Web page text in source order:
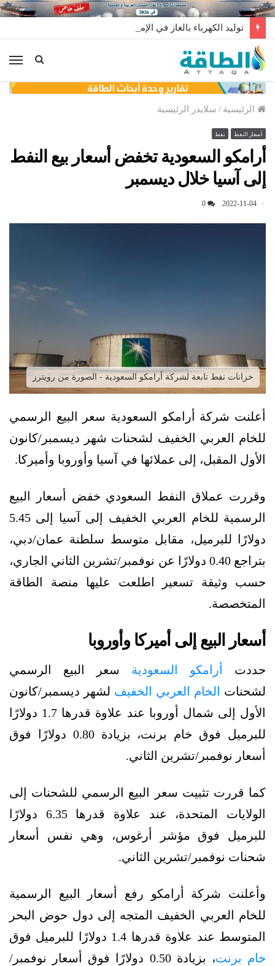
توليد الكهرباء بالغاز في الإمارات يرتفع للعام الثاني
الرئيسية / سلايدر الرئيسية
أسعار النفط نفط
أرامكو السعودية تخفض أسعار بيع النفط
إلى آسيا خلال ديسمبر
2022-11-04
0
خزانات نفط تابعة لشركة أرامكو السعودية - الصورة من رويترز
أعلنت شركة أرامكو السعودية سعر البيع الرسمي
للخام العربي الخفيف لشحنات شهر ديسمبر/كانون
الأول المقبل، إلى عملائها في آسيا وأوروبا وأميركا.
وقررت عملاق النفط السعودي خفض أسعار البيع
الرسمية للخام العربي الخفيف إلى آسيا إلى 5.45
دولارًا للبرميل، مقابل متوسط سلطنة عمان/دبي،
بتراجع 0.40 دولارًا عن نوفمبر/تشرين الثاني الجاري،
حسب وثيقة تسعير اطلعت عليها منصة الطاقة
المتخصصة.
أسعار البيع إلى أميركا وأوروبا
حددت أرامكو السعودية سعر البيع الرسمي
لشحنات الخام العربي الخفيف لشهر ديسمبر/كانون
الأول إلى شمال أوروبا عند علاوة قدرها 1.7 دولارًا
للبرميل فوق خام برنت، بزيادة 0.80 دولارًا فوق
أسعار نوفمبر/تشرين الثاني.
كما قررت تثبيت سعر البيع الرسمي للشحنات إلى
الولايات المتحدة، عند علاوة قدرها 6.35 دولارًا
للبرميل فوق مؤشر أرغوس، وهي نفس أسعار
شحنات نوفمبر/تشرين الثاني.
وأعلنت شركة أرامكو رفع أسعار البيع الرسمية
للخام العربي الخفيف المتجه إلى دول حوض البحر
المتوسط عند علاوة قدرها 1.4 دولارًا للبرميل فوق
خام برنت
، بزيادة 0.50 دولارًا فوق أسعار نوفمبر/